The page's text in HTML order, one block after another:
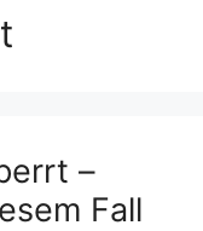
–
Fall